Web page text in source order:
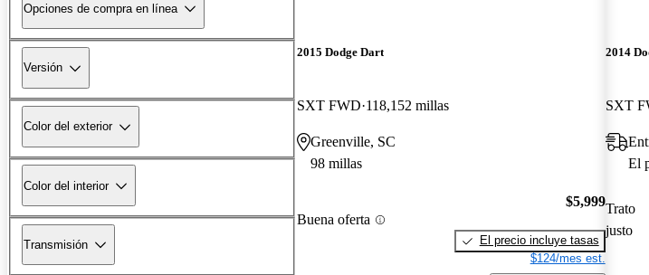
Opciones de compra en línea
Versión
Color del exterior
Color del interior
Transmisión
2015 Dodge Dart
SXT FWD 118,152 millas
Greenville, SC
98 millas
Buena oferta
$5,999
El precio incluye tasas
$124/mes est.
2014
SXT
El
Trato
justo